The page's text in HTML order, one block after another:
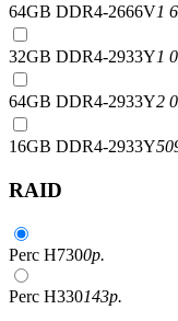
64GB DDR4-2666V1
32GB DDR4-2933Y1
64GB DDR4-2933Y2
16GB DDR4-2933Y
RAID
Perc H7300р.
Perc H330143р.